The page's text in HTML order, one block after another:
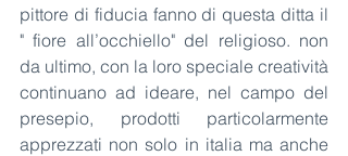
pittore di fiducia fanno di questa ditta il
" fiore all’occhiello" del religioso. non
da ultimo, con la loro speciale creatività
continuano ad ideare, nel campo del
presepio, prodotti particolarmente
apprezzati non solo in italia ma anche